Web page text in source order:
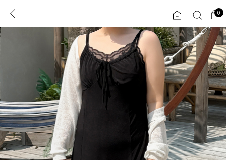
로그인 0
ENG
TW
JP
리뷰 & 혜택 플러스핏 회원혜택 입
CATEGORY COMMUNITY
도착보장⚡
인플루언서 pick!
ALL
익스클루시브
0